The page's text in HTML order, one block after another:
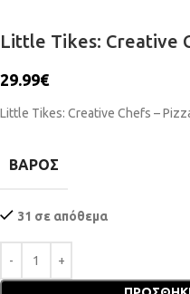
Little Tikes: Creative
29.99€
Little Tikes: Creative Chefs –
ΒΆΡΟΣ
31 σε απόθεμα